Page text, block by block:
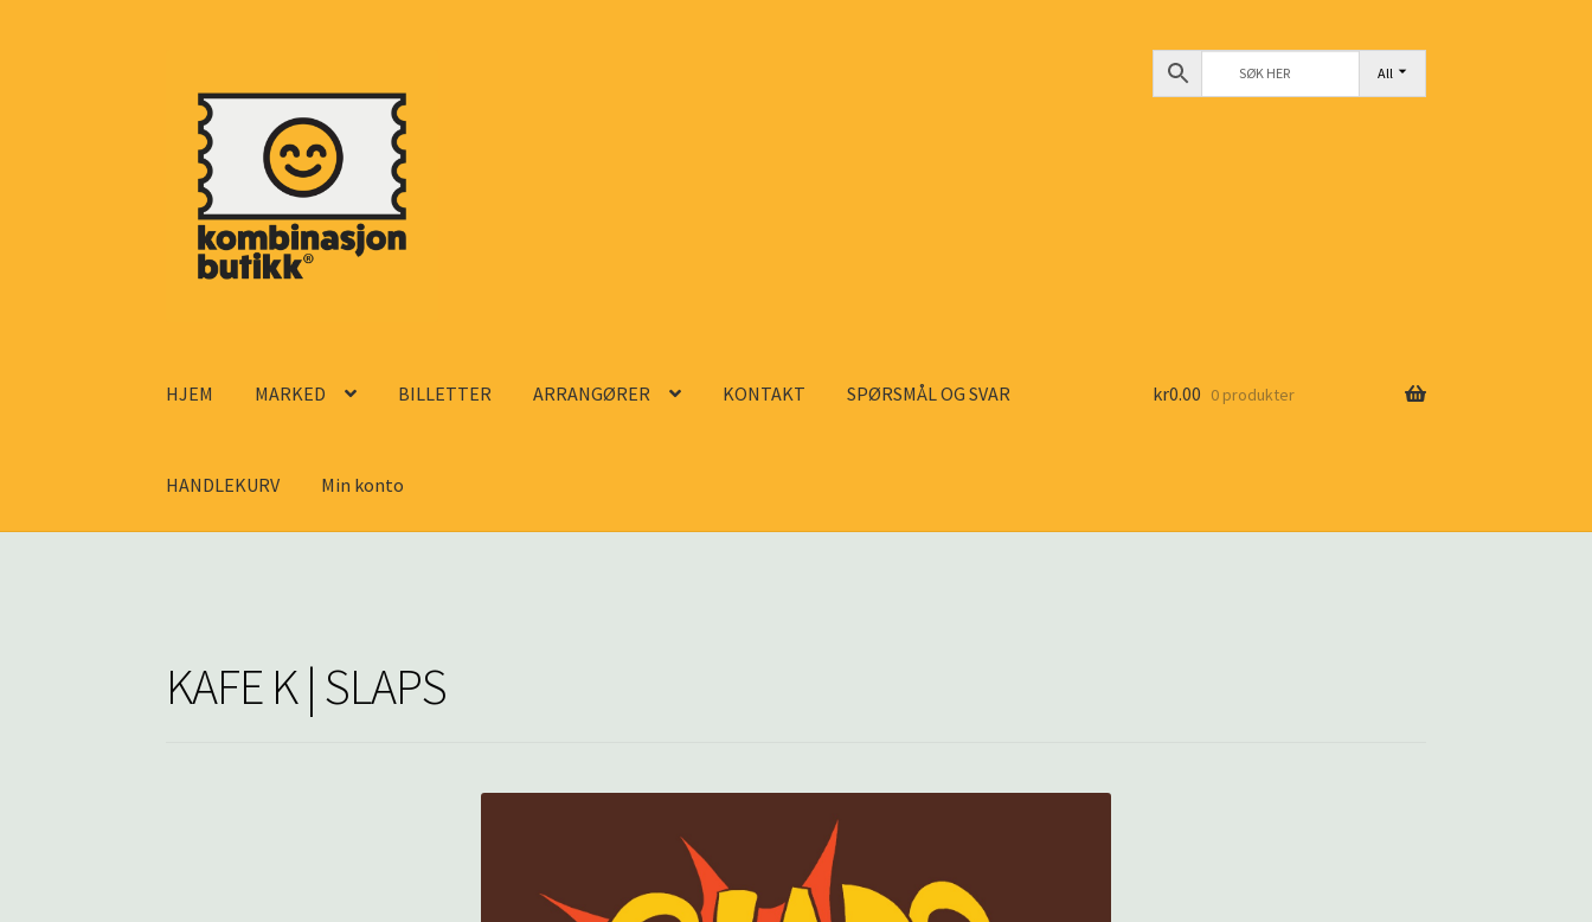
navigasjon
innhold
All
HJEM MARKED BILLETTER ARRANGØRER KONTAKT SPØRSMÅL OG SVAR
HANDLEKURV Min konto
kr0.00 0 produkter
KAFE K | SLAPS